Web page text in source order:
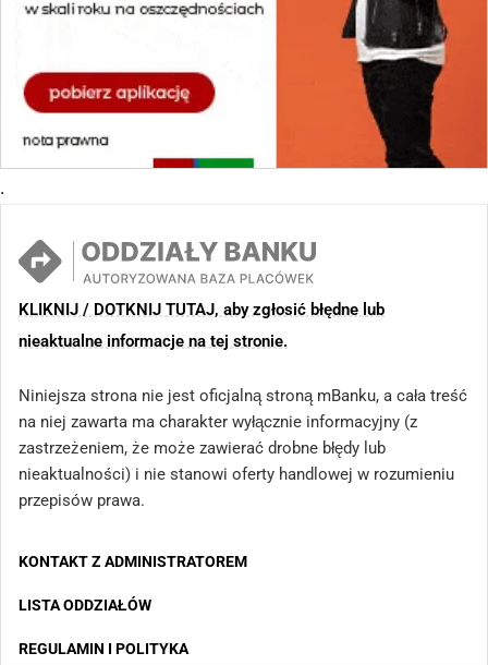
.
KLIKNIJ / DOTKNIJ TUTAJ, aby zgłosić błędne lub
nieaktualne informacje na tej stronie.
Niniejsza strona nie jest oficjalną stroną mBanku, a cała treść
na niej zawarta ma charakter wyłącznie informacyjny (z
zastrzeżeniem, że może zawierać drobne błędy lub
nieaktualności) i nie stanowi oferty handlowej w rozumieniu
przepisów prawa.
KONTAKT Z ADMINISTRATOREM
LISTA ODDZIAŁÓW
REGULAMIN I POLITYKA